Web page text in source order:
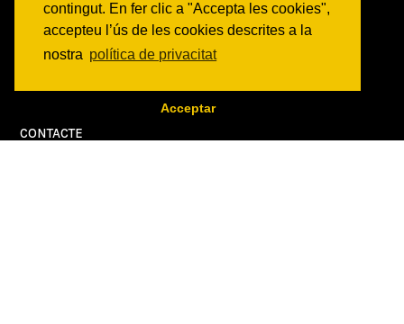
contingut. En fer clic a "Accepta les cookies",
accepteu l’ús de les cookies descrites a la
nostra política de privacitat
Acceptar
ON SOM?
c/ Constitució 19
08014 Barcelona
CONTACTE